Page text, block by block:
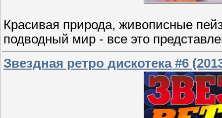
Красивая природа, живописные
подводный мир - все это
Звездная ретро дискотека #6